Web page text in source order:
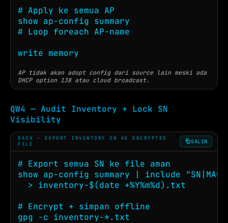
# Apply ke semua AP
show ap-config summary
# Loop foreach AP-name
write memory
AP tidak akan adopt config dari source lain meski ada
DHCP option 138 atau cloud broadcast.
QW4 — Audit Inventory + Lock SN
Visibility
BASH — EXPORT INVENTORY SN KE ENCRYPTED
FILE
SALIN
# Export semua SN ke file aman
show ap-config summary | include
  > inventory-$(date +%Y%m%d).txt
# Encrypt + simpan offline
gpg -c inventory-*.txt